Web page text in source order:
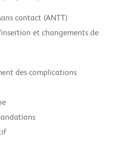
contact (ANTT)
et changements de
des complications